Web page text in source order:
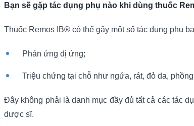
Bạn sẽ gặp tác dụng phụ nào khi dùng thuốc
Thuốc Remos IB® có thể gây một số tác dụng phụ
Phản ứng dị ứng;
Triệu chứng tại chỗ như ngứa, rát, đỏ da,
Đây không phải là danh mục đầy đủ tất cả các tác
dược sĩ.